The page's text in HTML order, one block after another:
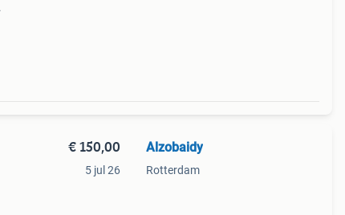
€ 150,00
5 jul 26
Alzobaidy
Rotterdam